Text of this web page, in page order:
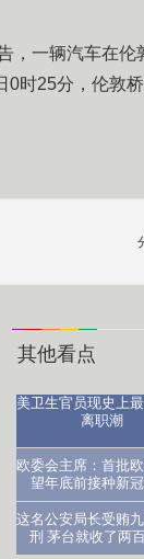
，一辆汽车在
时25分，伦敦
其他看点
美卫生官员现史上
离职潮
医生：让人沮
欧委会主席：首批
望年底前接种新
这名公安局长受贿
刑 茅台就收了两